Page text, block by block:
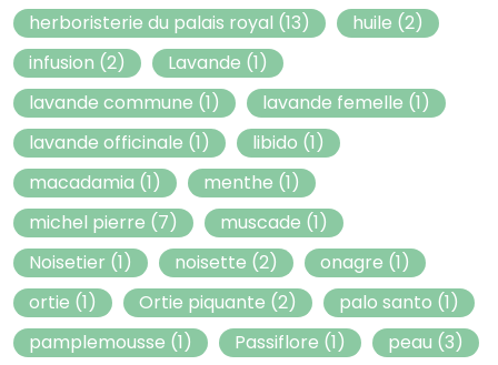
herboristerie du palais royal (13) huile (2)
infusion (2) Lavande (1)
lavande commune (1) lavande femelle (1)
lavande officinale (1) libido (1)
macadamia (1) menthe (1)
michel pierre (7) muscade (1)
Noisetier (1) noisette (2) onagre (1)
ortie (1) Ortie piquante (2) palo santo (1)
pamplemousse (1) Passiflore (1) peau (3)